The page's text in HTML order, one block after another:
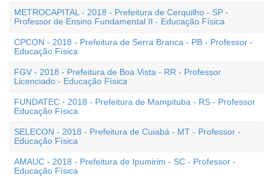
METROCAPITAL - 2018 - Prefeitura de Cerquilho - SP -
Professor de Ensino Fundamental II - Educação Física
CPCON - 2018 - Prefeitura de Serra Branca - PB - Professor -
Educação Física
FGV - 2018 - Prefeitura de Boa Vista - RR - Professor
Licenciado - Educação Física
FUNDATEC - 2018 - Prefeitura de Mampituba - RS - Professor
Educação Física
SELECON - 2018 - Prefeitura de Cuiabá - MT - Professor -
Educação Física
AMAUC - 2018 - Prefeitura de Ipumirim - SC - Professor -
Educação Física